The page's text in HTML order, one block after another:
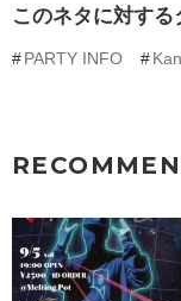
このネタに対する
PARTY INFO